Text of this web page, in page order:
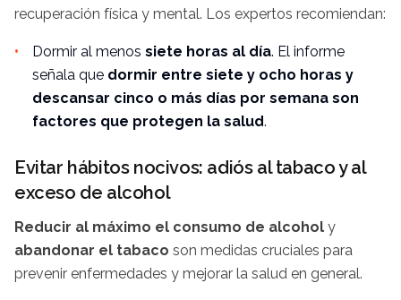
recuperación física y mental. Los expertos recomiendan:
Dormir al menos siete horas al día. El informe
señala que dormir entre siete y ocho horas y
descansar cinco o más días por semana son
factores que protegen la salud.
Evitar hábitos nocivos: adiós al tabaco y al
exceso de alcohol
Reducir al máximo el consumo de alcohol y
abandonar el tabaco son medidas cruciales para
prevenir enfermedades y mejorar la salud en general.